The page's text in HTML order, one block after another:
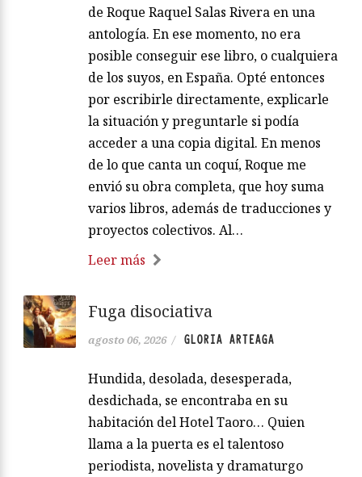
de Roque Raquel Salas Rivera en una
antología. En ese momento, no era
posible conseguir ese libro, o cualquiera
de los suyos, en España. Opté entonces
por escribirle directamente, explicarle
la situación y preguntarle si podía
acceder a una copia digital. En menos
de lo que canta un coquí, Roque me
envió su obra completa, que hoy suma
varios libros, además de traducciones y
proyectos colectivos. Al…
Leer más
Fuga disociativa
agosto 06, 2026 / GLORIA ARTEAGA
Hundida, desolada, desesperada,
desdichada, se encontraba en su
habitación del Hotel Taoro… Quien
llama a la puerta es el talentoso
periodista, novelista y dramaturgo